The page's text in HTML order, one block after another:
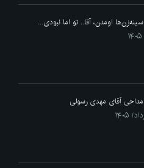
سینه‌زن‌ها اومدن،‌ آقا.. تو اما نبودی...
مداحی آقای مهدی رسولی